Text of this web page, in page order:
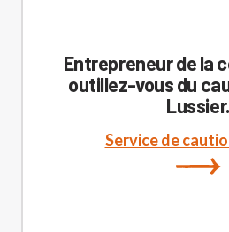
Entrepreneur de la
outillez-vous du
Lussier.
Service de